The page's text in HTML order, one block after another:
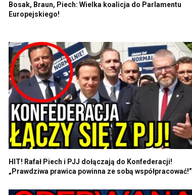
Bosak, Braun, Piech: Wielka koalicja do Parlamentu
Europejskiego!
HIT! Rafał Piech i PJJ dołączają do Konfederacji!
„Prawdziwa prawica powinna ze sobą współpracować!”